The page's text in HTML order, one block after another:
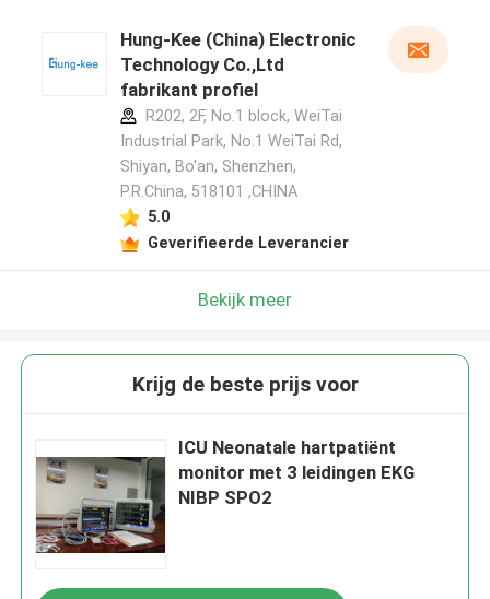
Hung-Kee (China) Electronic
Technology Co.,Ltd
fabrikant profiel
R202, 2F, No.1 block, WeiTai
Industrial Park, No.1 WeiTai Rd,
Shiyan, Bo'an, Shenzhen,
P.R.China, 518101​​​​​​​ ,CHINA
5.0
Geverifieerde Leverancier
Bekijk meer
Krijg de beste prijs voor
ICU Neonatale hartpatiënt
monitor met 3 leidingen EKG
NIBP SPO2